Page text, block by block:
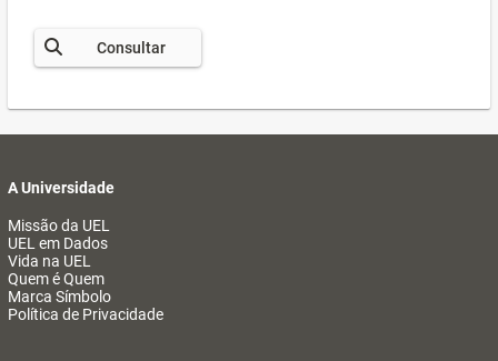
Consultar
A Universidade
Missão da UEL
UEL em Dados
Vida na UEL
Quem é Quem
Marca Símbolo
Política de Privacidade